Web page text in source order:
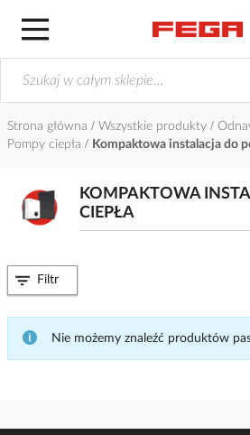
Strona główna Wszystkie produkty
Pompy ciepła
Kompaktowa instalacja do
KOMPAKTOWA
CIEPŁA
Nie możemy znaleźć produktów
Filtr